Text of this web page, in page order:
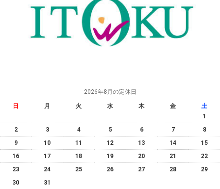
2026年8月の定休日
日 月 火 水 木 金
土
1
2
3 4 5 6 7
8
9
10 11 12 13 14
15
16
17 18 19 20 21
22
23
24 25 26 27 28
29
30
31